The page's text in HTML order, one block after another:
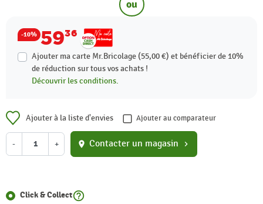
ou
-10% 5936
Ajouter ma carte Mr.Bricolage (55,00 €) et bénéficier de 10%
de réduction sur tous vos achats !
Découvrir les conditions.
Ajouter à la liste d'envies Ajouter au comparateur
- + location_on Contacter un magasin chevron_right
Click & Collecthelp_outline